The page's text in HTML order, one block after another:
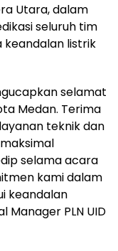
Utara, dalam
seluruh tim
keandalan listrik
selamat
Medan. Terima
teknik dan
selama acara
kami dalam
keandalan
Manager PLN UID